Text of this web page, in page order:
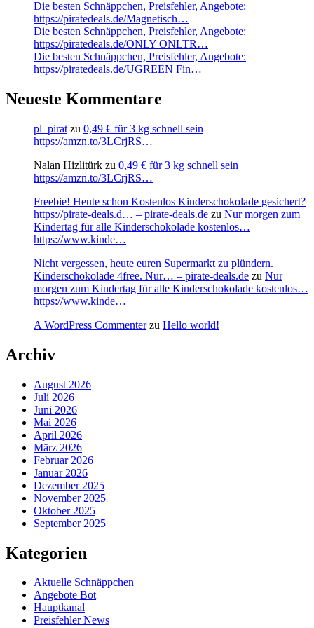
Die besten Schnäppchen, Preisfehler, Angebote:
https://piratedeals.de/Magnetisch…
Die besten Schnäppchen, Preisfehler, Angebote:
https://piratedeals.de/ONLY ONLTR…
Die besten Schnäppchen, Preisfehler, Angebote:
https://piratedeals.de/UGREEN Fin…
Neueste Kommentare
pl_pirat zu 0,49 € für 3 kg schnell sein
https://amzn.to/3LCrjRS…
Nalan Hizlitürk zu 0,49 € für 3 kg schnell sein
https://amzn.to/3LCrjRS…
Freebie! Heute schon Kostenlos Kinderschokolade gesichert?
https://pirate-deals.d… – pirate-deals.de zu Nur morgen zum
Kindertag für alle Kinderschokolade kostenlos…
https://www.kinde…
Nicht vergessen, heute euren Supermarkt zu plündern.
Kinderschokolade 4free. Nur… – pirate-deals.de zu Nur
morgen zum Kindertag für alle Kinderschokolade kostenlos…
https://www.kinde…
A WordPress Commenterzu Hello world!
Archiv
August 2026
Juli 2026
Juni 2026
Mai 2026
April 2026
März 2026
Februar 2026
Januar 2026
Dezember 2025
November 2025
Oktober 2025
September 2025
Kategorien
Aktuelle Schnäppchen
Angebote Bot
Hauptkanal
Preisfehler News